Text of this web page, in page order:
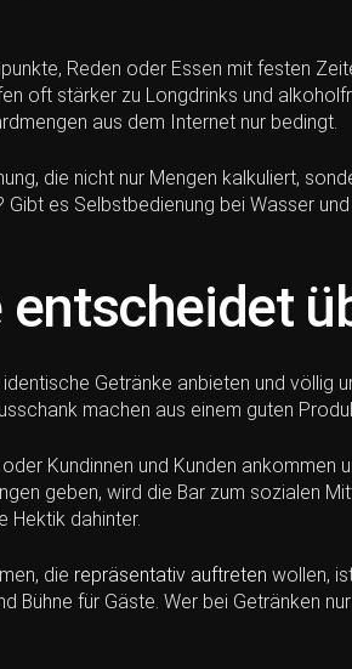
Reden oder Essen mit festen
oft stärker zu Longdrinks und
aus dem Internet nur bedingt.
die nicht nur Mengen kalkuliert,
Gibt es Selbstbedienung bei Wasser
entscheidet
Getränke anbieten und völlig
machen aus einem guten
Kundinnen und Kunden
geben, wird die Bar zum sozialen
Hektik dahinter.
die repräsentativ auftreten wollen,
Bühne für Gäste. Wer bei Getränken